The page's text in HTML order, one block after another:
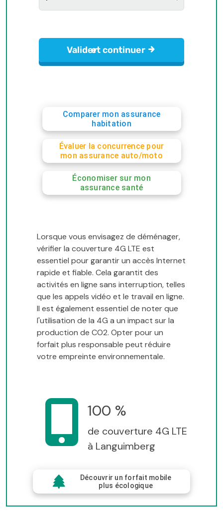
Comparer mon assurance
habitation
Évaluer la concurrence pour
mon assurance auto/moto
Économiser sur mon
assurance santé
Lorsque vous envisagez de déménager,
vérifier la couverture 4G LTE est
essentiel pour garantir un accès Internet
rapide et fiable. Cela garantit des
activités en ligne sans interruption, telles
que les appels vidéo et le travail en ligne.
Il est également essentiel de noter que
l'utilisation de la 4G a un impact sur la
production de CO2. Opter pour un
forfait plus responsable peut réduire
votre empreinte environnementale.
100 %
de couverture 4G LTE
à Languimberg
Découvrir un forfait mobile
plus écologique